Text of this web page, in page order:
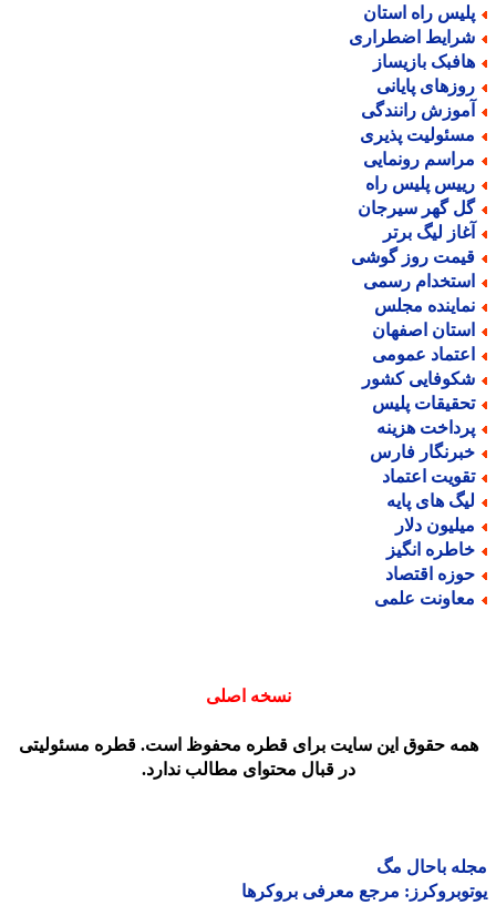
راه استان
اضطراری
بازیساز
پایانی
رانندگی
پذیری
رونمایی
پلیس راه
گهر سیرجان
لیگ برتر
روز گوشی
رسمی
مجلس
اصفهان
عمومی
کشور
پلیس
هزینه
فارس
اعتماد
های پایه
دلار
انگیز
اقتصاد
علمی
نسخه اصلی
حقوق این سایت برای قطره محفوظ است. قطره مسئولیتی
در قبال محتوای مطالب ندارد.
باحال مگ
مرجع معرفی بروکرها